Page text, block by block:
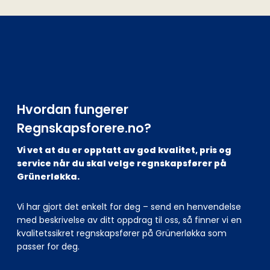
Hvordan fungerer
Regnskapsforere.no?
Vi vet at du er opptatt av god kvalitet, pris og
service når du skal velge regnskapsfører på
Grünerløkka.
Vi har gjort det enkelt for deg – send en henvendelse
med beskrivelse av ditt oppdrag til oss, så finner vi en
kvalitetssikret regnskapsfører på Grünerløkka som
passer for deg.